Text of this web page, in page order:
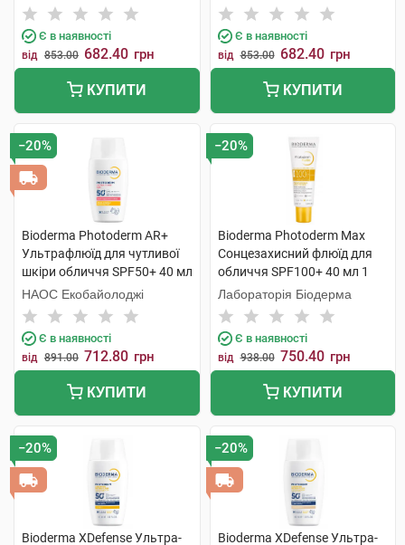
Є в наявності
від 853.00 682.40 грн
КУПИТИ
Є в наявності
від 853.00 682.40 грн
КУПИТИ
−20%
Bioderma Photoderm AR+
Ультрафлюїд для чутливої
шкіри обличчя SPF50+ 40 мл
1 флакон
НАОС Екобайолоджі
Є в наявності
від 891.00 712.80 грн
КУПИТИ
−20%
Bioderma Photoderm Max
Сонцезахисний флюїд для
обличчя SPF100+ 40 мл 1
туба
Лабораторія Біодерма
Є в наявності
від 938.00 750.40 грн
КУПИТИ
−20%
Bioderma XDefense Ультра-
−20%
Bioderma XDefense Ультра-